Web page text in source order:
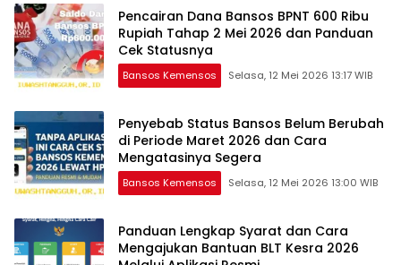
Pencairan Dana Bansos BPNT 600 Ribu
Rupiah Tahap 2 Mei 2026 dan Panduan
Cek Statusnya
Bansos Kemensos Selasa, 12 Mei 2026 13:17 WIB
Penyebab Status Bansos Belum Berubah
di Periode Maret 2026 dan Cara
Mengatasinya Segera
Bansos Kemensos Selasa, 12 Mei 2026 13:00 WIB
Panduan Lengkap Syarat dan Cara
Mengajukan Bantuan BLT Kesra 2026